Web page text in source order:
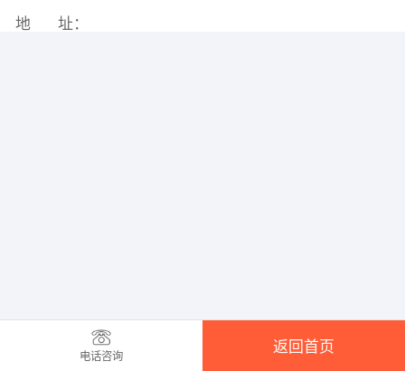
地 址：
电话咨询
返回首页